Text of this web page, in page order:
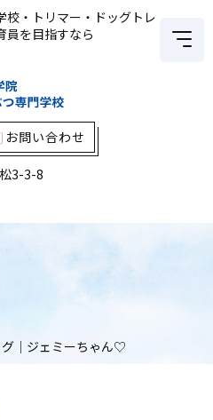
校・トリマー・ドッグトレ
員を目指すなら
お問い合わせ
3-3-8
｜ ジェミーちゃん♡